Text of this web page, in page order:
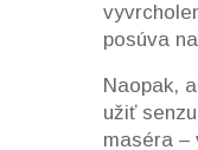
posúva
Naopak,
užiť
maséra –